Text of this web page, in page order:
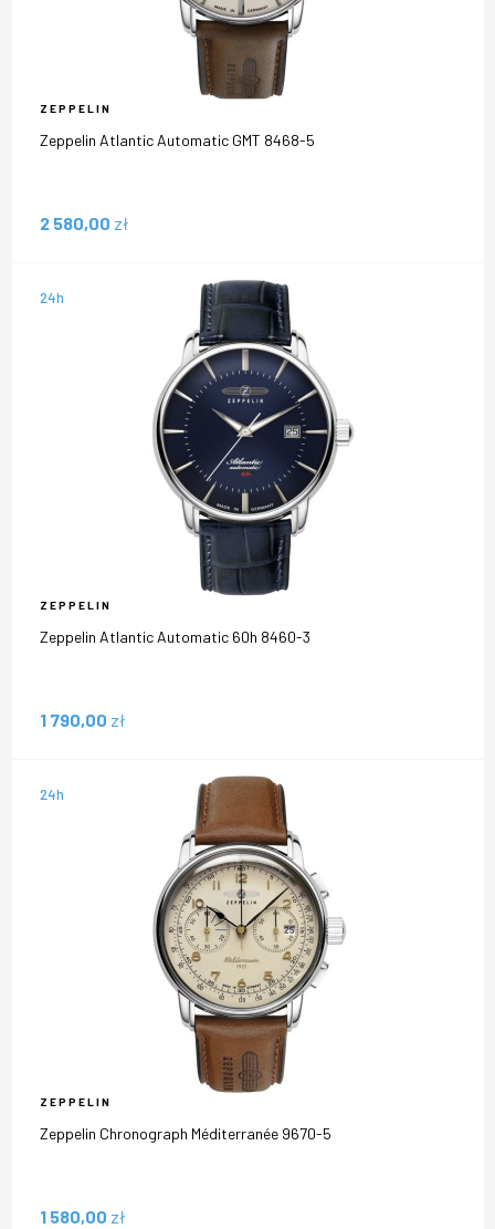
ZEPPELIN
Zeppelin Atlantic Automatic GMT 8468-5
2 580,00 zł
24h
ZEPPELIN
Zeppelin Atlantic Automatic 60h 8460-3
1 790,00 zł
24h
ZEPPELIN
Zeppelin Chronograph Méditerranée 9670-5
1 580,00 zł